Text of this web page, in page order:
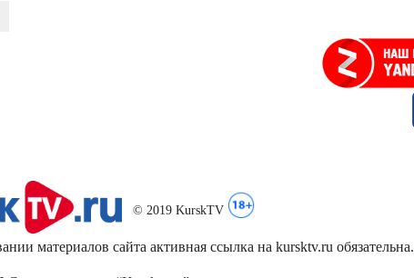
© 2019 KurskTV
материалов сайта активная ссылка на kursktv.ru обязательна.